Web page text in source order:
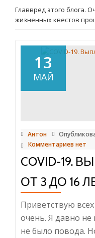
Главвред этого блога.
жизненных квестов
13
МАЙ
Антон
Комментариев нет
COVID-19.
ОТ 3 ДО 16
Приветствую
очень. Я давно не
не было повода.